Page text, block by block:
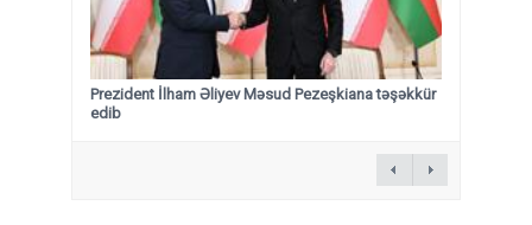
Prezident İlham Əliyev Məsud Pezeşkiana təşəkkür
edib